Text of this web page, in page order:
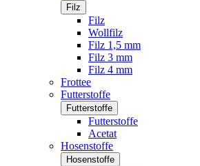
Filz
Filz
Wollfilz
Filz 1,5 mm
Filz 3 mm
Filz 4 mm
Frottee
Futterstoffe
Futterstoffe
Futterstoffe
Acetat
Hosenstoffe
Hosenstoffe